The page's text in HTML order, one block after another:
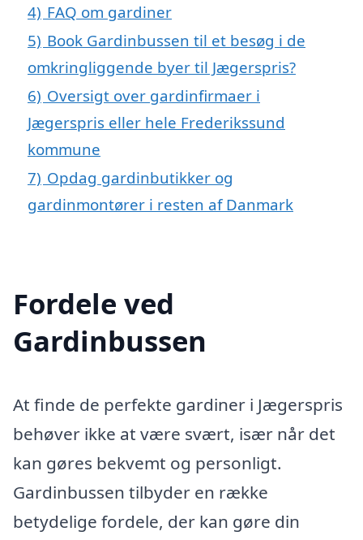
4) FAQ om gardiner
5) Book Gardinbussen til et besøg i de
omkringliggende byer til Jægerspris?
6) Oversigt over gardinfirmaer i
Jægerspris eller hele Frederikssund
kommune
7) Opdag gardinbutikker og
gardinmontører i resten af Danmark
Fordele ved
Gardinbussen
At finde de perfekte gardiner i Jægerspris
behøver ikke at være svært, især når det
kan gøres bekvemt og personligt.
Gardinbussen tilbyder en række
betydelige fordele, der kan gøre din